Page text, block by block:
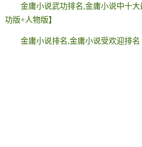
金庸小说武功排名,金庸小说中十
功版+人物版】
金庸小说排名,金庸小说受欢迎排名